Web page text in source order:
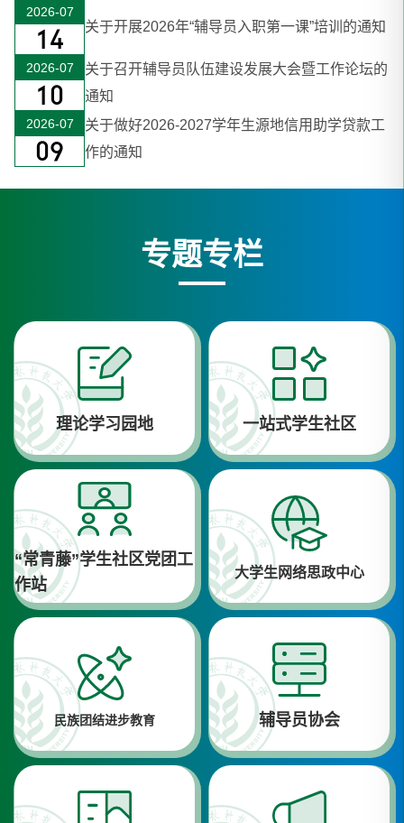
2026-07
14 关于开展2026年“辅导员入职第一课”培训的通知
2026-07
10
关于召开辅导员队伍建设发展大会暨工作论坛的
通知
2026-07
09
关于做好2026-2027学年生源地信用助学贷款工
作的通知
专题专栏
理论学习园地 一站式学生社区
“常青藤”学生社区党团工
作站
大学生网络思政中心
民族团结进步教育 辅导员协会